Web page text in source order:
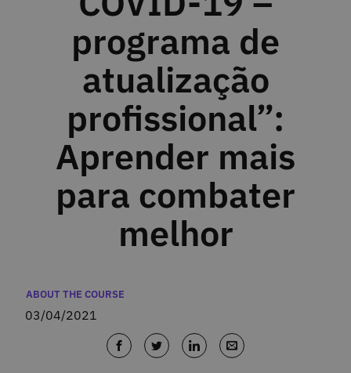
programa de
atualização
profissional”:
Aprender mais
para combater
melhor
Categories
ABOUT THE COURSE
03/04/2021